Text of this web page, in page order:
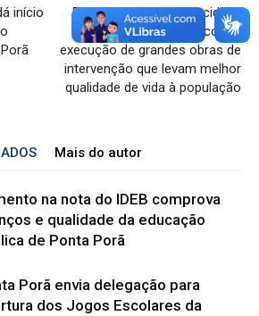
início
Ponta Porã 111 anos: cidade
vive novo momento com a
execução de grandes obras de
intervenção que levam melhor
qualidade de vida à população
Mais do autor
na nota do IDEB comprova
e qualidade da educação
de Ponta Porã
Porã envia delegação para
dos Jogos Escolares da